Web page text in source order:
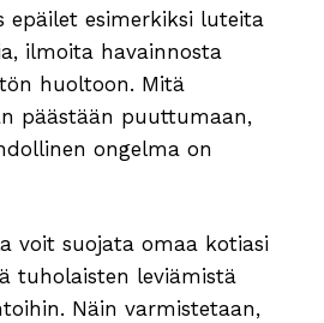
epäilet esimerkiksi luteita
ilmoita havainnosta
huoltoon. Mitä
päästään puuttumaan,
ongelma on
voit suojata omaa kotiasi
tuholaisten leviämistä
Näin varmistetaan,